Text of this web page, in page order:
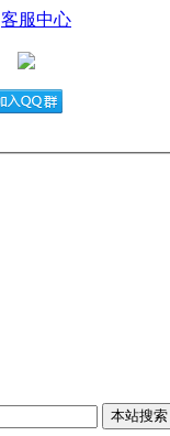
客服中心
本站搜索